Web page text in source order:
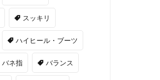
スッキリ
ハイヒール・ブーツ
バネ指 バランス